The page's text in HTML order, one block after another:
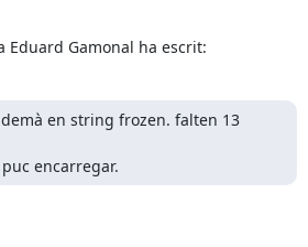
Eduard Gamonal ha escrit:
en string frozen. falten 13
encarregar.